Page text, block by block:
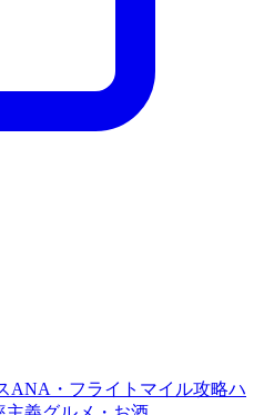
ANA・フライトマイル攻略ハ